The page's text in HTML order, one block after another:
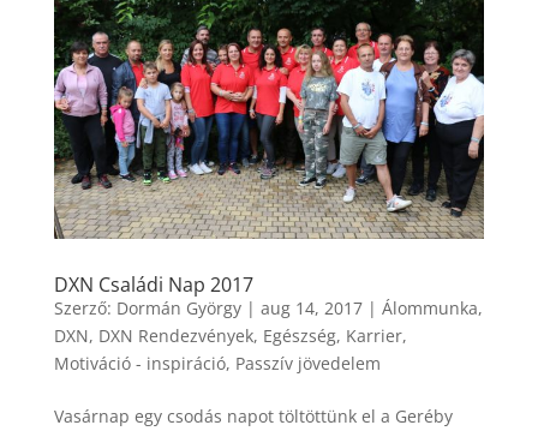
DXN Családi Nap 2017
Szerző: Dormán György| aug 14, 2017| Álommunka,
DXN, DXN Rendezvények, Egészség, Karrier,
Motiváció - inspiráció, Passzív jövedelem
Vasárnap egy csodás napot töltöttünk el a Geréby